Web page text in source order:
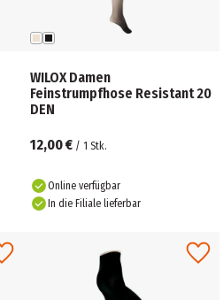
WILOX Damen
Feinstrumpfhose Resistant 20
DEN
12,00 € / 1 Stk.
Online verfügbar
In die Filiale lieferbar